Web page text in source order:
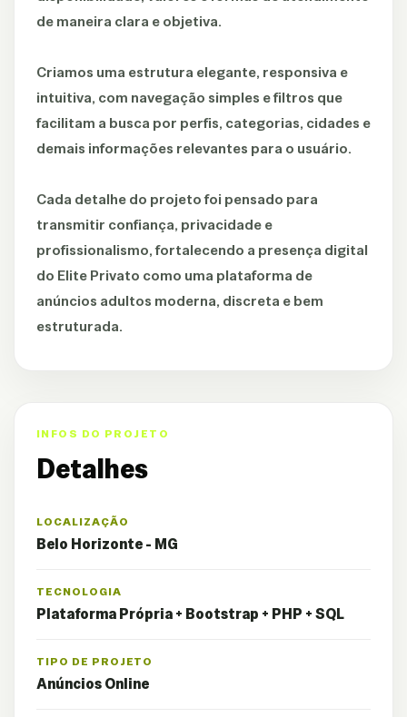
de maneira clara e objetiva.
Criamos uma estrutura elegante, responsiva e
intuitiva, com navegação simples e filtros que
facilitam a busca por perfis, categorias, cidades e
demais informações relevantes para o usuário.
Cada detalhe do projeto foi pensado para
transmitir confiança, privacidade e
profissionalismo, fortalecendo a presença digital
do Elite Privato como uma plataforma de
anúncios adultos moderna, discreta e bem
estruturada.
INFOS DO PROJETO
Detalhes
LOCALIZAÇÃO
Belo Horizonte - MG
TECNOLOGIA
Plataforma Própria + Bootstrap + PHP + SQL
TIPO DE PROJETO
Anúncios Online